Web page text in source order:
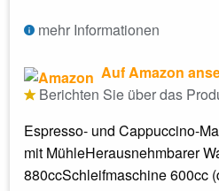
mehr Informationen
Auf Amazon
Berichten Sie über das
Espresso- und Cappuccino-
mit MühleHerausnehmbarer
880ccSchleifmaschine 600cc